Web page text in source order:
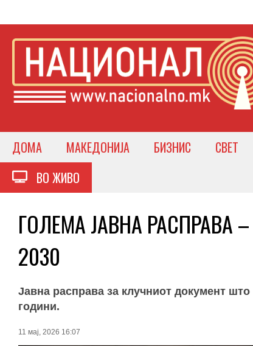
ДОМА МАКЕДОНИЈА БИЗНИС СВЕТ
ВО ЖИВО
ГОЛЕМА ЈАВНА РАСПРАВА –
2030
Јавна расправа за клучниот документ
години.
11 мај, 2026 16:07